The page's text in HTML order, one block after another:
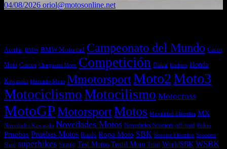
04/08/2026 oriol@motosonline.net
Acerbis BMW BMW Motorrad Campeonato del Mundo Casco
Moto Cascos Chaquetas Moto Competición Dakar Enduro Honda
Kawasaki Mercado Moto MmotorsportMoto2Moto3
MotociclismoMotocilismo Motocross
MotoGPMotorsportMotos Movilidad Eléctrica MX
Novedades Kawasaki Novedades Motos Novedades Scooters off-road Polini
Pruebas Pruebas Motos Raids Ropa Moto SBK Scooter Eléctrico Scooters
Shad superbikes Suzuki Test Motos Textil Moto Trial WorldSBK WSBK